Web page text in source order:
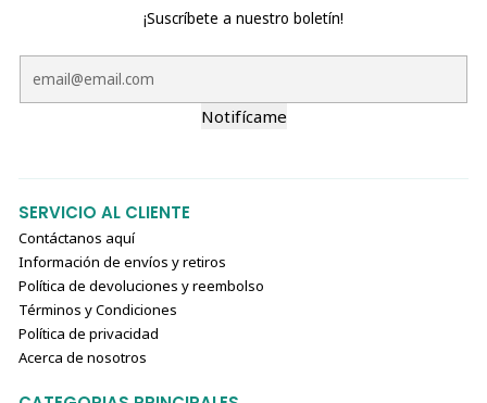
¡Suscríbete a nuestro boletín!
Notifícame
SERVICIO AL CLIENTE
Contáctanos aquí
Información de envíos y retiros
Política de devoluciones y reembolso
Términos y Condiciones
Política de privacidad
Acerca de nosotros